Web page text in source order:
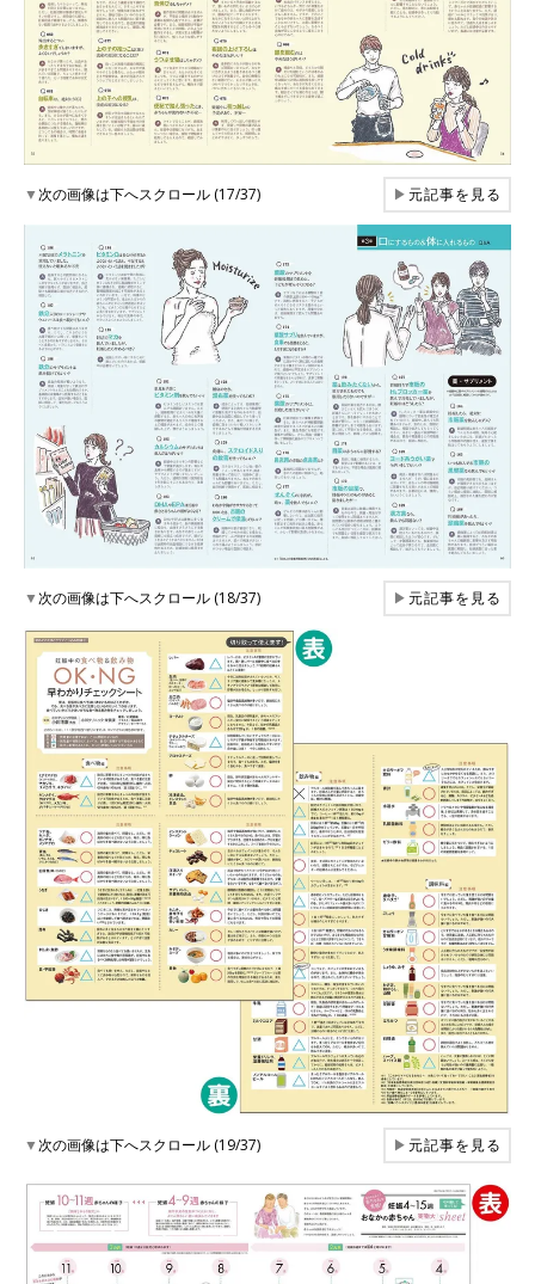
▼次の画像は下へスクロール (17/37) ▶元記事を見る
▼次の画像は下へスクロール (18/37) ▶元記事を見る
▼次の画像は下へスクロール (19/37) ▶元記事を見る